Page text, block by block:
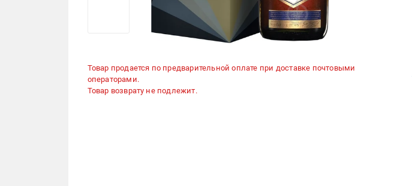
Товар продается по предварительной оплате при доставке почтовыми
операторами.
Товар возврату не подлежит.